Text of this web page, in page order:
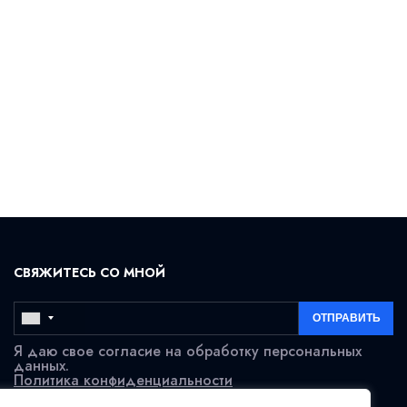
СВЯЖИТЕСЬ СО МНОЙ
Я даю свое согласие на обработку персональных
данных.
Политика конфиденциальности